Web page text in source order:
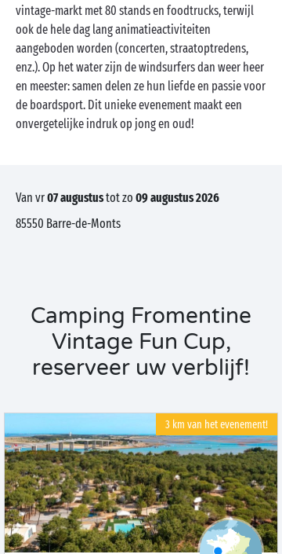
vintage-markt met 80 stands en foodtrucks, terwijl
ook de hele dag lang animatieactiviteiten
aangeboden worden (concerten, straatoptredens,
enz.). Op het water zijn de windsurfers dan weer heer
en meester: samen delen ze hun liefde en passie voor
de boardsport. Dit unieke evenement maakt een
onvergetelijke indruk op jong en oud!
van vr07 augustustot zo 09 augustus 2026
85550 Barre-de-Monts
Camping Fromentine
Vintage Fun Cup,
reserveer uw verblijf!
3 km van het evenement!